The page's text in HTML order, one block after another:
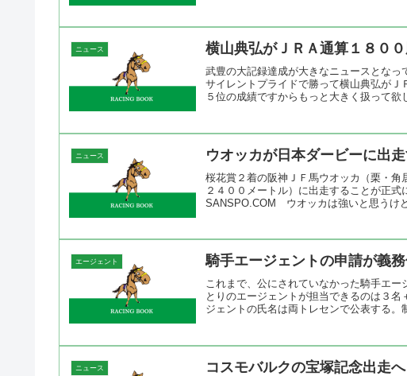
ニュース 横山典弘がＪＲＡ通算１８０
武豊の大記録達成が大きなニュースとな
サイレントプライドで勝って横山典弘が
５位の成績ですからもっと大きく扱って欲
ニュース ウオッカが日本ダービーに出
桜花賞２着の阪神ＪＦ馬ウオッカ（栗・
２４００メートル）に出走することが正
SANSPO.COM ウオッカは強いと思うけ
エージェント 騎手エージェントの申請が義
これまで、公にされていなかった騎手エ
とりのエージェントが担当できるのは３
ジェントの氏名は両トレセンで公表する。
ニュース コスモバルクの宝塚記念出走